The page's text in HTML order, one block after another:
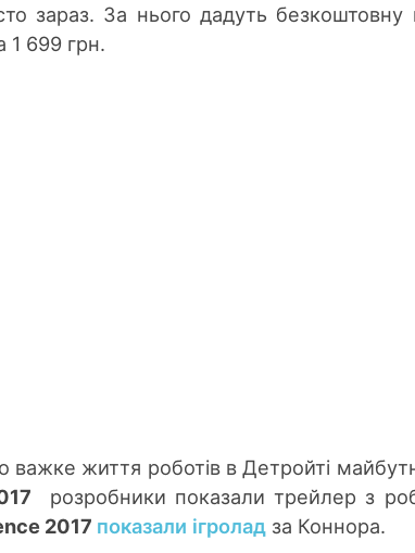
зараз. За нього дадуть безкоштовну
1 699 грн.
важке життя роботів в Детройті
розробники показали трейлер з
2017 показали ігролад за Коннора.